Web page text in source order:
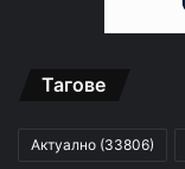
Тагове
Актуално (33806)